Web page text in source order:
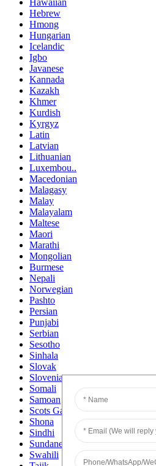
Hebrew
Hmong
Hungarian
Icelandic
Igbo
Javanese
Kannada
Kazakh
Khmer
Kurdish
Kyrgyz
Latin
Latvian
Lithuanian
Luxembou..
Macedonian
Malagasy
Malay
Malayalam
Maltese
Maori
Marathi
Mongolian
Burmese
Nepali
Norwegian
Pashto
Persian
Punjabi
Serbian
Sesotho
Sinhala
Slovak
Slovenian
Somali
Samoan
Scots Gaelic
Shona
Sindhi
Sundanese
Swahili